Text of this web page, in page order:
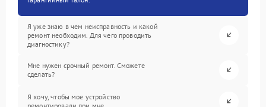
Я уже знаю в чем неисправность и какой
ремонт необходим. Для чего проводить
диагностику?
Мне нужен срочный ремонт. Сможете
сделать?
Я хочу, чтобы мое устройство